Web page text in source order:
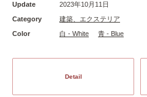
Update
2023年10月11日
Category
建築、エクステリア
Color
白 - White 青 - Blue
Detail